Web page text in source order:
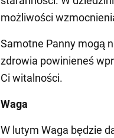
możliwości
Samotne Panny mogą
zdrowia powinieneś
Ci witalności.
Waga
W lutym Waga będzie